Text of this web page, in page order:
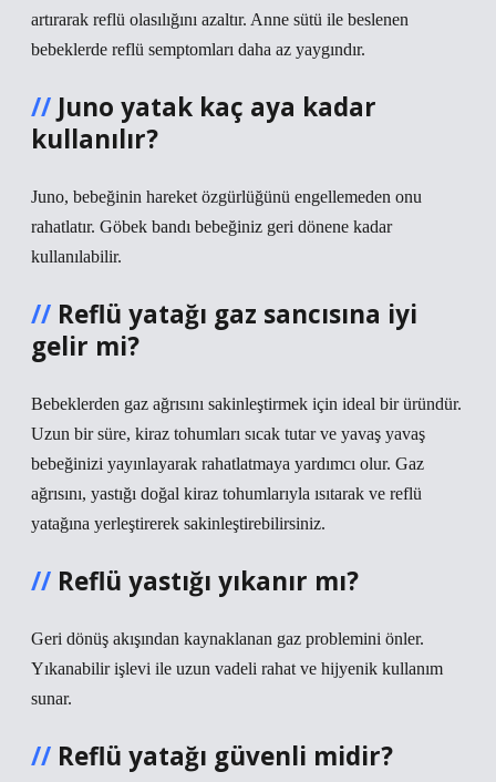
artırarak reflü olasılığını azaltır. Anne sütü ile beslenen
bebeklerde reflü semptomları daha az yaygındır.
Juno yatak kaç aya kadar
kullanılır?
Juno, bebeğinin hareket özgürlüğünü engellemeden onu
rahatlatır. Göbek bandı bebeğiniz geri dönene kadar
kullanılabilir.
Reflü yatağı gaz sancısına iyi
gelir mi?
Bebeklerden gaz ağrısını sakinleştirmek için ideal bir üründür.
Uzun bir süre, kiraz tohumları sıcak tutar ve yavaş yavaş
bebeğinizi yayınlayarak rahatlatmaya yardımcı olur. Gaz
ağrısını, yastığı doğal kiraz tohumlarıyla ısıtarak ve reflü
yatağına yerleştirerek sakinleştirebilirsiniz.
Reflü yastığı yıkanır mı?
Geri dönüş akışından kaynaklanan gaz problemini önler.
Yıkanabilir işlevi ile uzun vadeli rahat ve hijyenik kullanım
sunar.
Reflü yatağı güvenli midir?